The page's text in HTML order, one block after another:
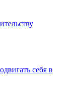
себя в